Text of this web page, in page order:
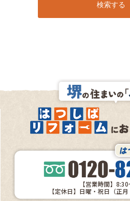
検索する
【営業時間】
【定休日】日曜・祝日（正月